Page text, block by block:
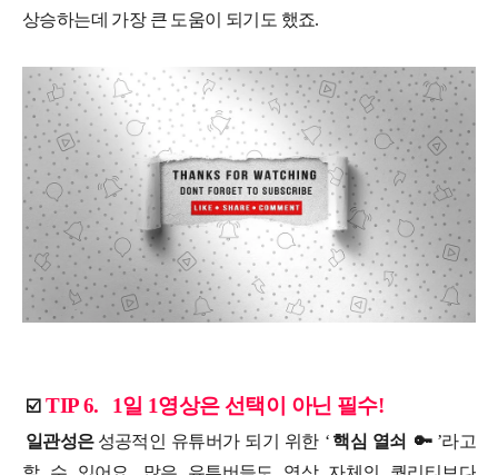
상승하는데 가장 큰 도움이 되기도 했죠.
☑️ TIP 6. 1일 1영상은 선택이 아닌 필수!
일관성은 성공적인 유튜버가 되기 위한 ‘ 핵심 열쇠 🔑 ’라고